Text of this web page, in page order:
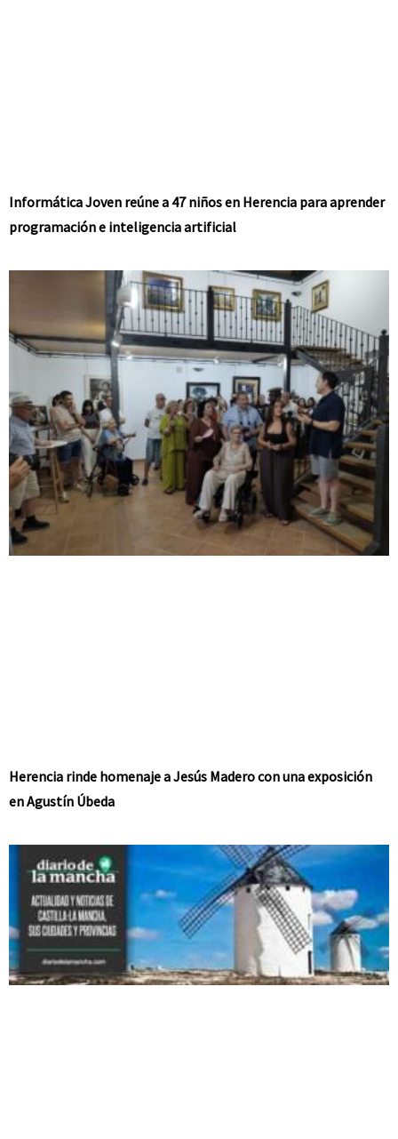
Informática Joven reúne a 47 niños en Herencia para aprender
programación e inteligencia artificial
Herencia rinde homenaje a Jesús Madero con una exposición
en Agustín Úbeda